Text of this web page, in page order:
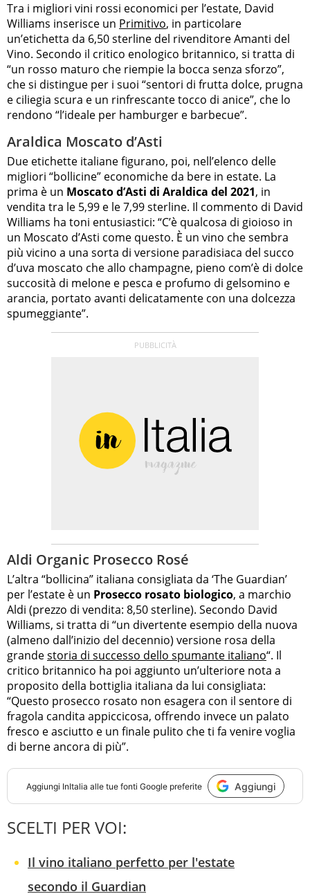
Tra i migliori vini rossi economici per l’estate, David
Williams inserisce un Primitivo, in particolare
un’etichetta da 6,50 sterline del rivenditore Amanti del
Vino. Secondo il critico enologico britannico, si tratta di
“un rosso maturo che riempie la bocca senza sforzo”,
che si distingue per i suoi “sentori di frutta dolce, prugna
e ciliegia scura e un rinfrescante tocco di anice”, che lo
rendono “l’ideale per hamburger e barbecue”.
Araldica Moscato d’Asti
Due etichette italiane figurano, poi, nell’elenco delle
migliori “bollicine” economiche da bere in estate. La
prima è un Moscato d’Asti di Araldica del 2021, in
vendita tra le 5,99 e le 7,99 sterline. Il commento di David
Williams ha toni entusiastici: “C’è qualcosa di gioioso in
un Moscato d’Asti come questo. È un vino che sembra
più vicino a una sorta di versione paradisiaca del succo
d’uva moscato che allo champagne, pieno com’è di dolce
succosità di melone e pesca e profumo di gelsomino e
arancia, portato avanti delicatamente con una dolcezza
spumeggiante”.
Aldi Organic Prosecco Rosé
L’altra “bollicina” italiana consigliata da ‘The Guardian’
per l’estate è un Prosecco rosato biologico, a marchio
Aldi (prezzo di vendita: 8,50 sterline). Secondo David
Williams, si tratta di “un divertente esempio della nuova
(almeno dall’inizio del decennio) versione rosa della
grandestoria di successo dello spumante italiano“. Il
critico britannico ha poi aggiunto un’ulteriore nota a
proposito della bottiglia italiana da lui consigliata:
“Questo prosecco rosato non esagera con il sentore di
fragola candita appiccicosa, offrendo invece un palato
fresco e asciutto e un finale pulito che ti fa venire voglia
di berne ancora di più”.
Aggiungi InItalia alle tue fonti Google preferite Aggiungi
SCELTI PER VOI:
Il vino italiano perfetto per l'estate
secondo il Guardian